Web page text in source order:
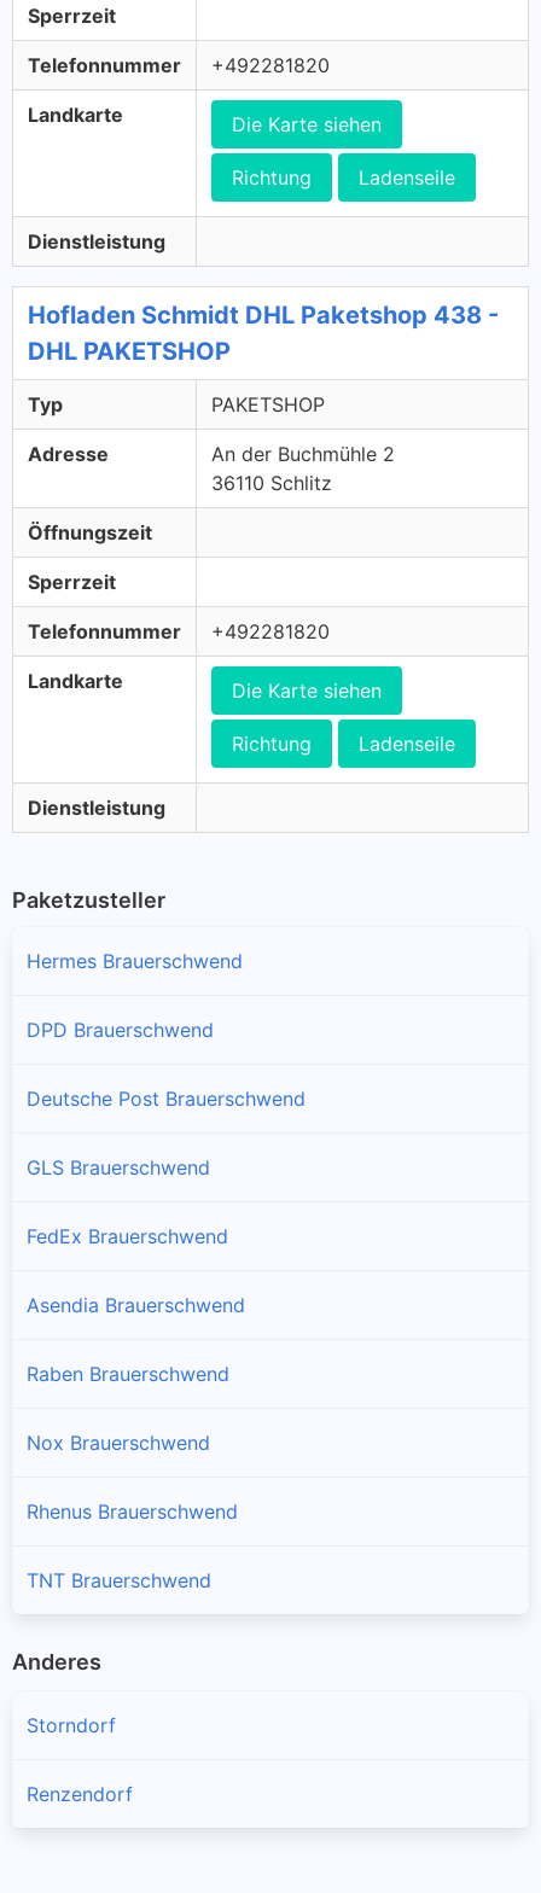
Sperrzeit
Telefonnummer +492281820
Landkarte Die Karte siehen
Richtung Ladenseile
Dienstleistung
Hofladen Schmidt DHL Paketshop 438 -
DHL PAKETSHOP
Typ PAKETSHOP
Adresse
An der Buchmühle 2
36110 Schlitz
Öffnungszeit
Sperrzeit
Telefonnummer +492281820
Landkarte Die Karte siehen
Richtung Ladenseile
Dienstleistung
Paketzusteller
Hermes Brauerschwend
DPD Brauerschwend
Deutsche Post Brauerschwend
GLS Brauerschwend
FedEx Brauerschwend
Asendia Brauerschwend
Raben Brauerschwend
Nox Brauerschwend
Rhenus Brauerschwend
TNT Brauerschwend
Anderes
Storndorf
Renzendorf